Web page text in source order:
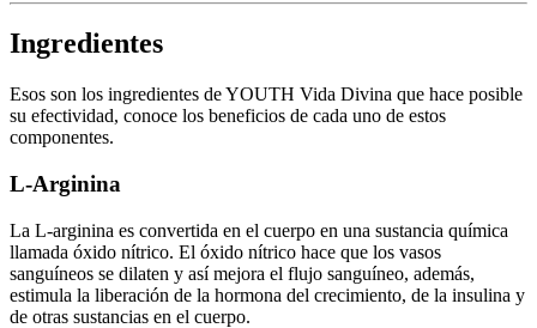
Ingredientes
Esos son los ingredientes de YOUTH Vida Divina que hace posible
su efectividad, conoce los beneficios de cada uno de estos
componentes.
L-Arginina
La L-arginina es convertida en el cuerpo en una sustancia química
llamada óxido nítrico. El óxido nítrico hace que los vasos
sanguíneos se dilaten y así mejora el flujo sanguíneo, además,
estimula la liberación de la hormona del crecimiento, de la insulina y
de otras sustancias en el cuerpo.